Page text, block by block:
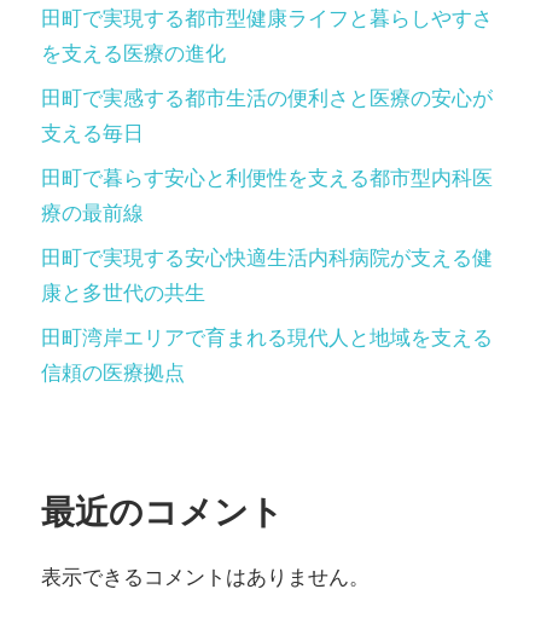
田町で実現する都市型健康ライフと暮らしやすさ
を支える医療の進化
田町で実感する都市生活の便利さと医療の安心が
支える毎日
田町で暮らす安心と利便性を支える都市型内科医
療の最前線
田町で実現する安心快適生活内科病院が支える健
康と多世代の共生
田町湾岸エリアで育まれる現代人と地域を支える
信頼の医療拠点
最近のコメント
表示できるコメントはありません。